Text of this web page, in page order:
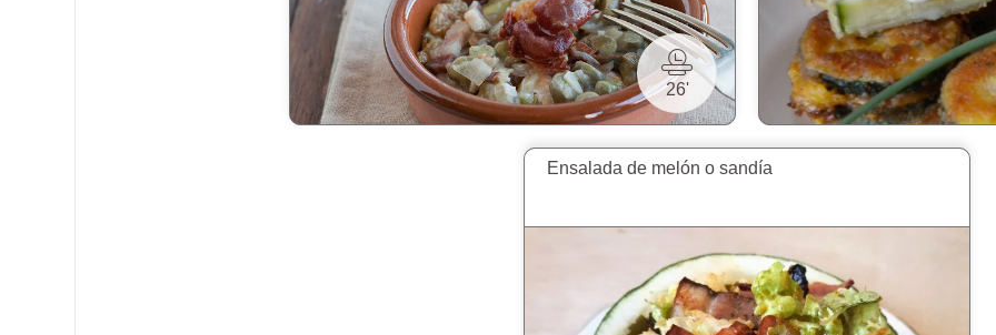
26'
Ensalada de melón o sandía